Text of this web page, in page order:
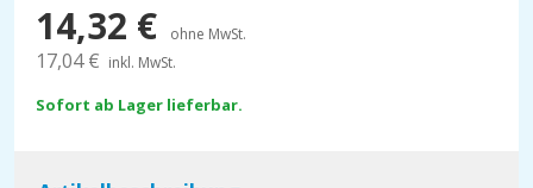
14,32 € ohne MwSt.
17,04€ inkl. MwSt.
Sofort ab Lager lieferbar.